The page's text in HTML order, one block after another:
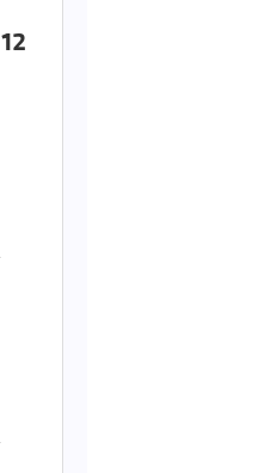
12 دیدگاه برای